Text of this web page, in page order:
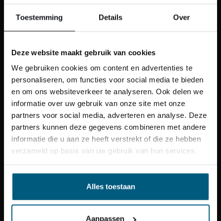
Toestemming Details Over
Deze website maakt gebruik van cookies
We gebruiken cookies om content en advertenties te
personaliseren, om functies voor social media te bieden
en om ons websiteverkeer te analyseren. Ook delen we
informatie over uw gebruik van onze site met onze
partners voor social media, adverteren en analyse. Deze
partners kunnen deze gegevens combineren met andere
informatie die u aan ze heeft verstrekt of die ze hebben
verzameld op basis van uw gebruik van hun services.
Alles toestaan
Aanpassen
SENDEN SIE EINE E-MAIL
info@slaapcentrum.nl
SENDEN SIE UNS EINE NACHRICHT
von Facebook Messenger
Unsere Geschäfte